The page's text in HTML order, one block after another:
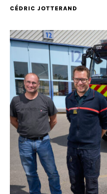
CÉDRIC JOTTERAND